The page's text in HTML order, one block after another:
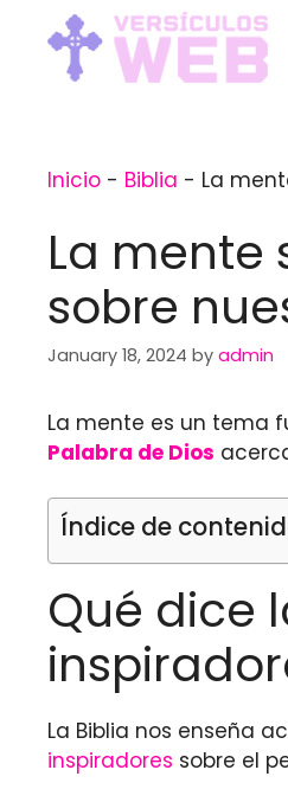
content
Inicio - Biblia - La
La mente
sobre
January 18, 2024 by admin
La mente es un tema
Palabra de Dios
Índice de
Qué dice
La Biblia nos enseña
inspiradores sobre el